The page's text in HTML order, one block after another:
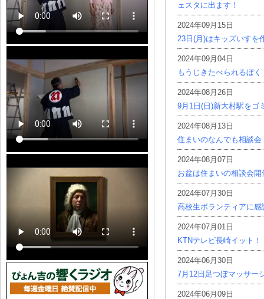
ェスタに出ます！
2024年09月15日
23日(月)はキッズいすを
2024年09月04日
もうじきたべられるぼく
2024年08月26日
9月1日(日)新大村駅をゴ
2024年08月13日
住まいのなんでも相談会
2024年08月07日
お盆は住まいの相談会開
2024年07月30日
高校生ボランティアに感
2024年07月01日
KTNテレビ長崎イット！
2024年06月30日
7月12日足つぼマッサー
2024年06月09日